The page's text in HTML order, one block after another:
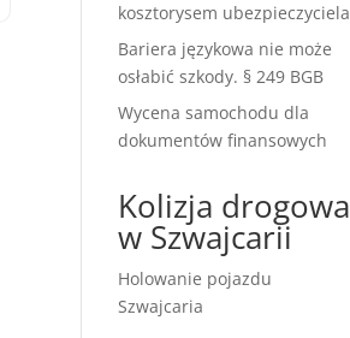
kosztorysem ubezpieczyciela
Bariera językowa nie może
osłabić szkody. § 249 BGB
Wycena samochodu dla
dokumentów finansowych
Kolizja drogowa
w Szwajcarii
Holowanie pojazdu
Szwajcaria